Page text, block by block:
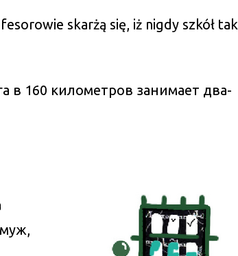
skarżą się, iż nigdy szkół tak
в 160 километров занимает два-